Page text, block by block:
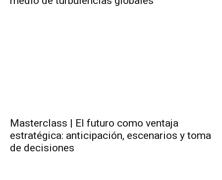
Masterclass | El futuro como ventaja
estratégica: anticipación, escenarios y toma
de decisiones